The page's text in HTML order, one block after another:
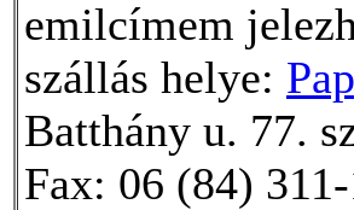
emilcímem
szállás helye:
Batthány u. 77.
Fax: 06 (84)